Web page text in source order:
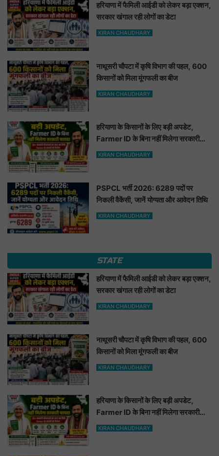
हरियाणा में फैमिली आईडी को लेकर बड़ा एक्शन,
सरकार खंगाल रही लोगों का डेटा
KIRAN CHAUDHARY
नाथूसरी चौपटा में कृषि विभाग की पहल, 600
किसानों को मिला मूंगफली का बीज
KIRAN CHAUDHARY
हरियाणा के किसानों के लिए बड़ी अपडेट,
Farmer ID के बिना नहीं मिलेगा सरकारी
फायदा
KIRAN CHAUDHARY
PSPCL भर्ती 2026: 6289 पदों पर
निकली वैकेंसी, जानें योग्यता और आवेदन तिथि
KIRAN CHAUDHARY
STATE
हरियाणा में फैमिली आईडी को लेकर बड़ा एक्शन,
सरकार खंगाल रही लोगों का डेटा
KIRAN CHAUDHARY
नाथूसरी चौपटा में कृषि विभाग की पहल, 600
किसानों को मिला मूंगफली का बीज
KIRAN CHAUDHARY
हरियाणा के किसानों के लिए बड़ी अपडेट,
Farmer ID के बिना नहीं मिलेगा सरकारी
फायदा
KIRAN CHAUDHARY